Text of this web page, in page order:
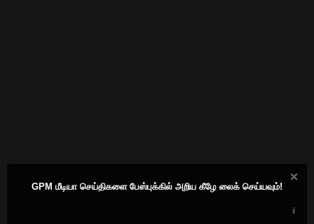
GPM மீடியா செய்திகளை பேஸ்புக்கில் அறிய கீழே லைக் செய்யவும்!